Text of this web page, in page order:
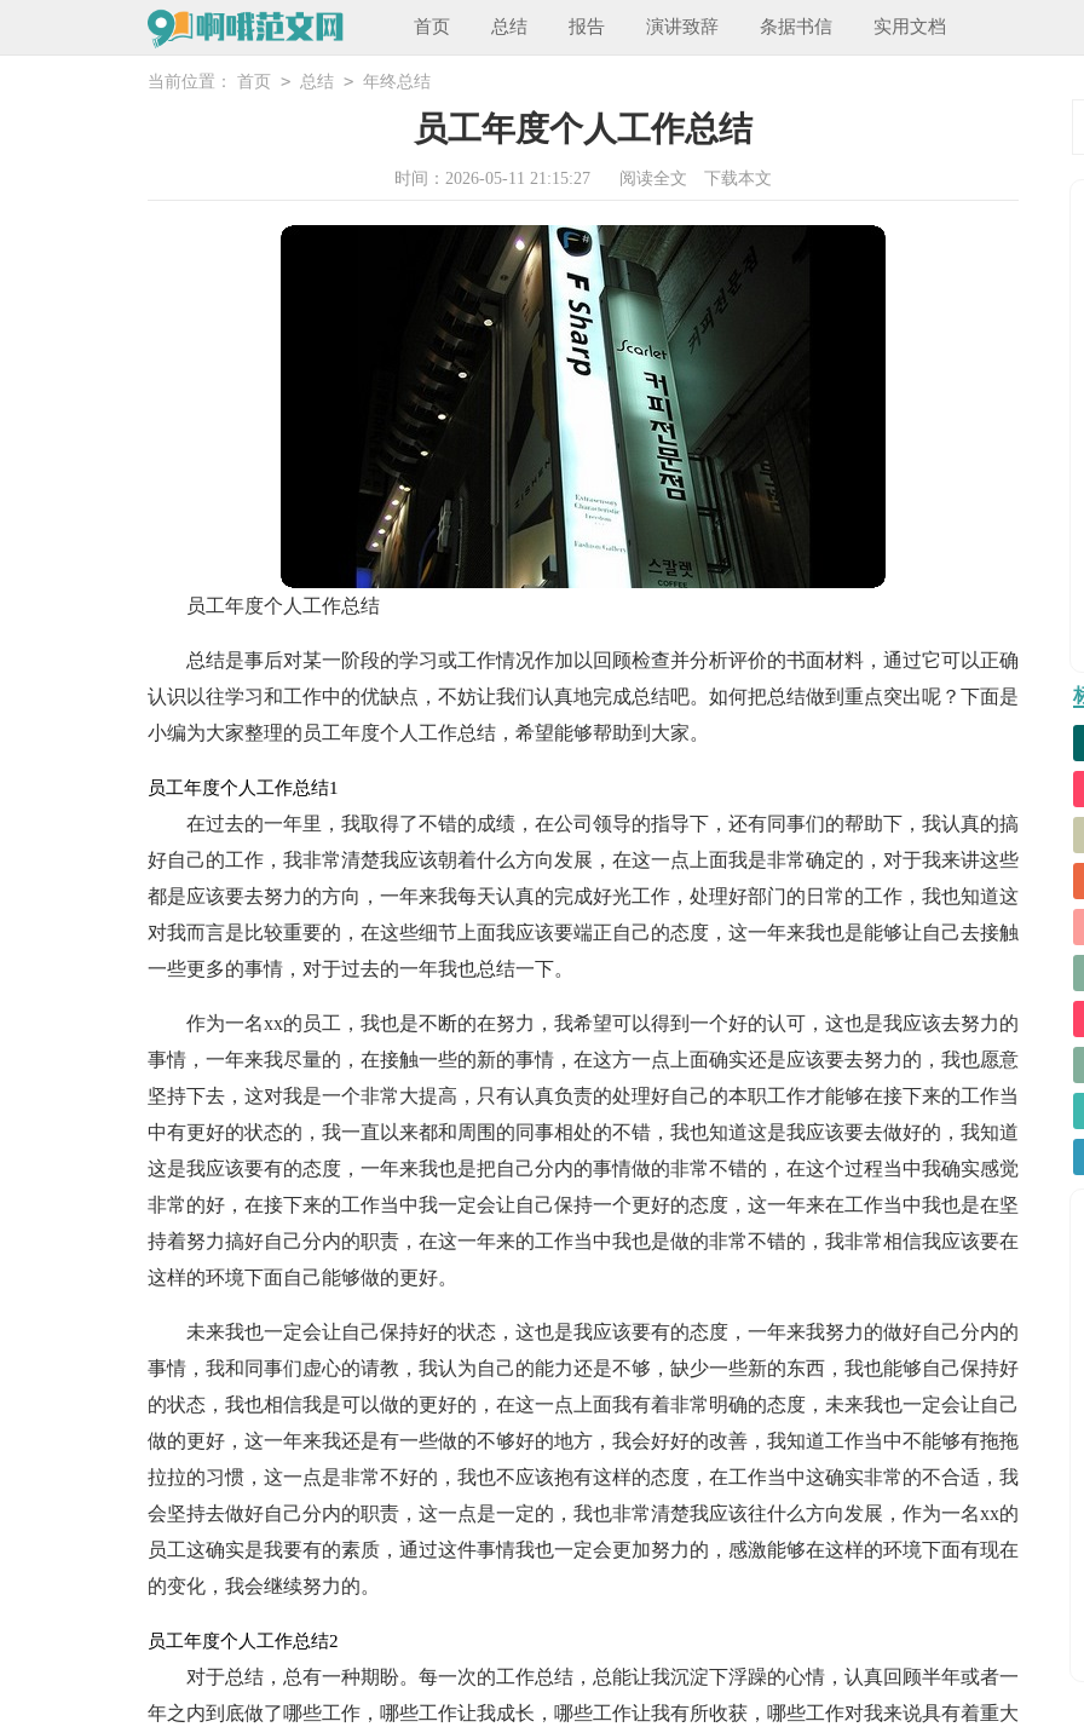
首页 总结 报告 演讲致辞 条据书信 实用文档
当前位置： 首页 > 总结 > 年终总结
员工年度个人工作总结
时间：2026-05-11 21:15:27 阅读全文 下载本文
员工年度个人工作总结
总结是事后对某一阶段的学习或工作情况作加以回顾检查并分析评价的书面材料，通过它可以正确
认识以往学习和工作中的优缺点，不妨让我们认真地完成总结吧。如何把总结做到重点突出呢？下面是
小编为大家整理的员工年度个人工作总结，希望能够帮助到大家。
员工年度个人工作总结1
在过去的一年里，我取得了不错的成绩，在公司领导的指导下，还有同事们的帮助下，我认真的搞
好自己的工作，我非常清楚我应该朝着什么方向发展，在这一点上面我是非常确定的，对于我来讲这些
都是应该要去努力的方向，一年来我每天认真的完成好光工作，处理好部门的日常的工作，我也知道这
对我而言是比较重要的，在这些细节上面我应该要端正自己的态度，这一年来我也是能够让自己去接触
一些更多的事情，对于过去的一年我也总结一下。
作为一名xx的员工，我也是不断的在努力，我希望可以得到一个好的认可，这也是我应该去努力的
事情，一年来我尽量的，在接触一些的新的事情，在这方一点上面确实还是应该要去努力的，我也愿意
坚持下去，这对我是一个非常大提高，只有认真负责的处理好自己的本职工作才能够在接下来的工作当
中有更好的状态的，我一直以来都和周围的同事相处的不错，我也知道这是我应该要去做好的，我知道
这是我应该要有的态度，一年来我也是把自己分内的事情做的非常不错的，在这个过程当中我确实感觉
非常的好，在接下来的工作当中我一定会让自己保持一个更好的态度，这一年来在工作当中我也是在坚
持着努力搞好自己分内的职责，在这一年来的工作当中我也是做的非常不错的，我非常相信我应该要在
这样的环境下面自己能够做的更好。
未来我也一定会让自己保持好的状态，这也是我应该要有的态度，一年来我努力的做好自己分内的
事情，我和同事们虚心的请教，我认为自己的能力还是不够，缺少一些新的东西，我也能够自己保持好
的状态，我也相信我是可以做的更好的，在这一点上面我有着非常明确的态度，未来我也一定会让自己
做的更好，这一年来我还是有一些做的不够好的地方，我会好好的改善，我知道工作当中不能够有拖拖
拉拉的习惯，这一点是非常不好的，我也不应该抱有这样的态度，在工作当中这确实非常的不合适，我
会坚持去做好自己分内的职责，这一点是一定的，我也非常清楚我应该往什么方向发展，作为一名xx的
员工这确实是我要有的素质，通过这件事情我也一定会更加努力的，感激能够在这样的环境下面有现在
的变化，我会继续努力的。
员工年度个人工作总结2
对于总结，总有一种期盼。每一次的工作总结，总能让我沉淀下浮躁的心情，认真回顾半年或者一
年之内到底做了哪些工作，哪些工作让我成长，哪些工作让我有所收获，哪些工作对我来说具有着重大